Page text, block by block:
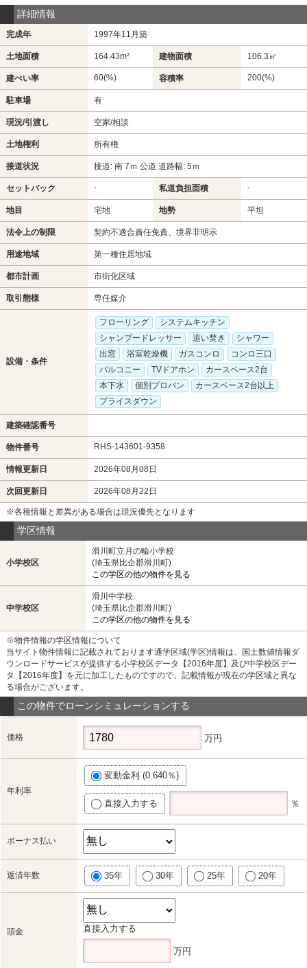
詳細情報
完成年 1997年11月築
土地面積 164.43m² 建物面積 106.3㎡
建ぺい率 60(%) 容積率 200(%)
駐車場 有
現況/引渡し 空家/相談
土地権利 所有権
接道状況 接道: 南 7ｍ 公道 道路幅: 5ｍ
セットバック - 私道負担面積 -
地目 宅地 地勢 平坦
法令上の制限 契約不適合責任免責、境界非明示
用途地域 第一種住居地域
都市計画 市街化区域
取引態様 専任媒介
設備・条件
フローリング
システムキッチン
シャンプードレッサー
追い焚き
シャワー
出窓
浴室乾燥機 ガスコンロ
コンロ三口
バルコニー
TVドアホン
カースペース2台
本下水
個別プロパン
カースペース2台以上
プライスダウン
建築確認番号
物件番号 RHS-143601-9358
情報更新日 2026年08月08日
次回更新日 2026年08月22日
※各種情報と差異がある場合は現況優先となります
学区情報
小学校区
滑川町立月の輪小学校
(埼玉県比企郡滑川町)
この学区の他の物件を見る
中学校区
滑川中学校
(埼玉県比企郡滑川町)
この学区の他の物件を見る
※物件情報の学区情報について
当サイト物件情報に記載されております通学区域(学区)情報は、国土数値情報ダ
ウンロードサービスが提供する小学校区データ【2016年度】及び中学校区デー
タ【2016年度】を元に加工したものですので、記載情報が現在の学区域と異な
る場合がございます。
この物件でローンシミュレーションする
価格 万円
年利率
変動金利 (0.640％)
直接入力する ％
ボーナス払い
返済年数 35年 30年 25年 20年
頭金 直接入力する
万円